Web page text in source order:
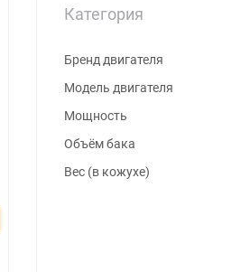
Категория
Бренд двигателя
Модель двигателя
Мощность
Объём бака
Вес (в кожухе)